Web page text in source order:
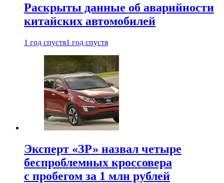
Раскрыты данные об аварийности
китайских автомобилей
1 год спустя1 год спустя
Эксперт «ЗР» назвал четыре
беспроблемных кроссовера
с пробегом за 1 млн рублей